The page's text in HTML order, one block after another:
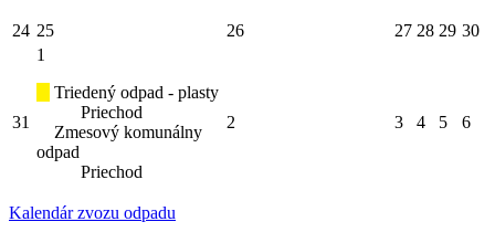
24 25 26 27 28 29 30
31
1
Triedený odpad - plasty
Priechod
Zmesový komunálny
odpad
Priechod
2 3 4 5 6
Kalendár zvozu odpadu